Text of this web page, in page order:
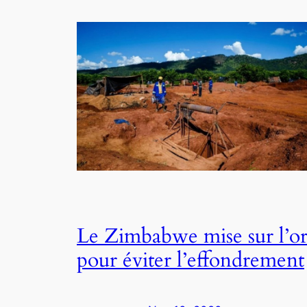
Le Zimbabwe mise sur l’or
pour éviter l’effondrement